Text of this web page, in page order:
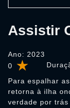
0
Assistir
Ano: 2023
Para espalhar
retorna à ilha
verdade por